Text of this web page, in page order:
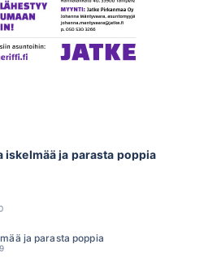
ja parasta poppia
ja parasta poppia